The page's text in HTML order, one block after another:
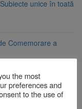
unice în toată
Comemorare a
91, de lângă Piața
the most
preferences and
to the use of